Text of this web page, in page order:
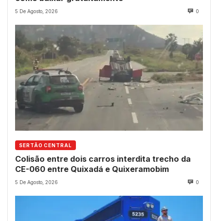
5 De Agosto, 2026 0
SERTÃO CENTRAL
Colisão entre dois carros interdita trecho da
CE-060 entre Quixadá e Quixeramobim
5 De Agosto, 2026 0